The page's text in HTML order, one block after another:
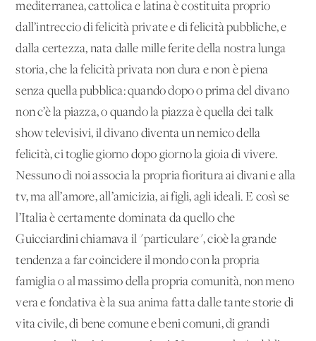
mediterranea, cattolica e latina è costituita proprio
dall’intreccio di felicità private e di felicità pubbliche, e
dalla certezza, nata dalle mille ferite della nostra lunga
storia, che la felicità privata non dura e non è piena
senza quella pubblica: quando dopo o prima del divano
non c’è la piazza, o quando la piazza è quella dei talk
show televisivi, il divano diventa un nemico della
felicità, ci toglie giorno dopo giorno la gioia di vivere.
Nessuno di noi associa la propria fioritura ai divani e alla
tv, ma all’amore, all’amicizia, ai figli, agli ideali. E così se
l’Italia è certamente dominata da quello che
Guicciardini chiamava il "particulare", cioè la grande
tendenza a far coincidere il mondo con la propria
famiglia o al massimo della propria comunità, non meno
vera e fondativa è la sua anima fatta dalle tante storie di
vita civile, di bene comune e beni comuni, di grandi